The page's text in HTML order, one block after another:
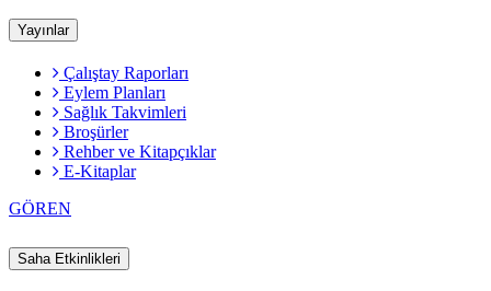
Yayınlar
Çalıştay Raporları
Eylem Planları
Sağlık Takvimleri
Broşürler
Rehber ve Kitapçıklar
E-Kitaplar
GÖREN
Saha Etkinlikleri